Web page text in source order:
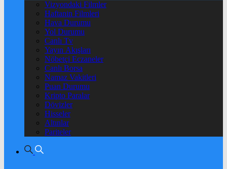
Vizyondaki Filmler
Haftanin Filmleri
Hava Durumu
Yol Durumu
Canlı Tv
Yayın Akışları
Nöbetçi Eczaneler
Canlı Borsa
Namaz Vakitleri
Puan Durumu
Kripto Paralar
Dövizler
Hisseler
Altınlar
Pariteler